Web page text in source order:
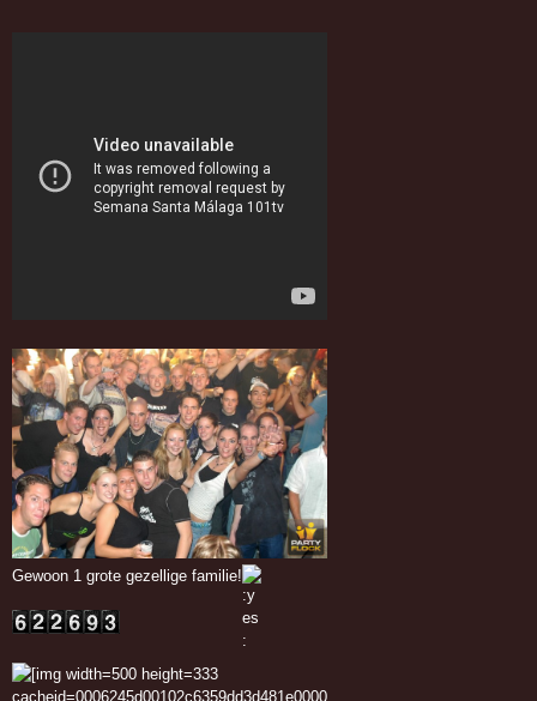
Gewoon 1 grote gezellige familie!